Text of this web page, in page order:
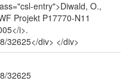
entry">Diwald, O.,
Projekt P17770-N11
i>.
32625</div> </div>
32625